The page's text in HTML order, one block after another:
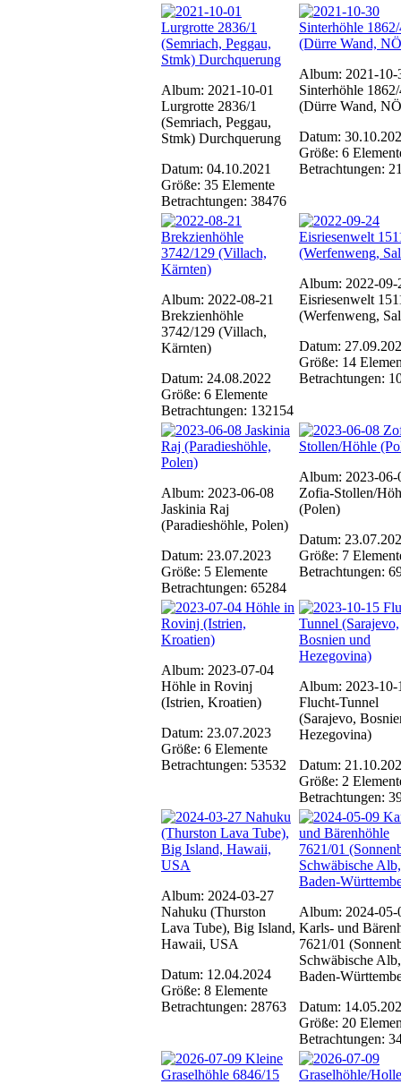
Album: 2021-10-01
Lurgrotte 2836/1
(Semriach, Peggau,
Stmk) Durchquerung
Datum: 04.10.2021
Größe: 35 Elemente
Betrachtungen: 38476
Album: 2021-10-
Sinterhöhle
(Dürre Wand,
Datum:
Größe: 6
Betrachtungen:
Album: 2022-08-21
Brekzienhöhle
3742/129 (Villach,
Kärnten)
Datum: 24.08.2022
Größe: 6 Elemente
Betrachtungen: 132154
Album: 2022-09-
Eisriesenwelt
(Werfenweng,
Datum:
Größe: 14
Betrachtungen:
Album: 2023-06-08
Jaskinia Raj
(Paradieshöhle, Polen)
Datum: 23.07.2023
Größe: 5 Elemente
Betrachtungen: 65284
Album: 2023-06-
Zofia-Stollen/
(Polen)
Datum:
Größe: 7
Betrachtungen:
Album: 2023-07-04
Höhle in Rovinj
(Istrien, Kroatien)
Datum: 23.07.2023
Größe: 6 Elemente
Betrachtungen: 53532
Album: 2023-10-
Flucht-Tunnel
(Sarajevo,
Hezegovina)
Datum:
Größe: 2
Betrachtungen:
Album: 2024-03-27
Nahuku (Thurston
Lava Tube), Big Island,
Hawaii, USA
Datum: 12.04.2024
Größe: 8 Elemente
Betrachtungen: 28763
Album: 2024-05-
Karls- und
7621/01
Schwäbische Alb,
Baden-
Datum:
Größe: 20
Betrachtungen: